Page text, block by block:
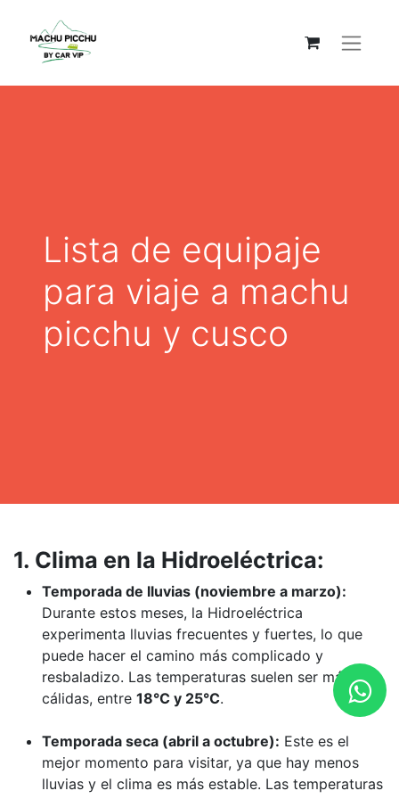
Lista de equipaje
para viaje a machu
picchu y cusco
1. Clima en la Hidroeléctrica:
Temporada de lluvias (noviembre a marzo):
Durante estos meses, la Hidroeléctrica
experimenta lluvias frecuentes y fuertes, lo que
puede hacer el camino más complicado y
resbaladizo. Las temperaturas suelen ser más
cálidas, entre 18°C y 25°C.
Temporada seca (abril a octubre): Este es el
mejor momento para visitar, ya que hay menos
lluvias y el clima es más estable. Las temperaturas